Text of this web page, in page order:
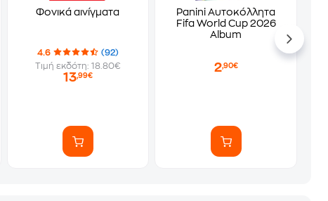
Φονικά αινίγματα
4.6
(92)
Τιμή εκδότη: 18.80€
13,99€
Panini Αυτοκόλλητα
Fifa World Cup 2026
Album
2,90€